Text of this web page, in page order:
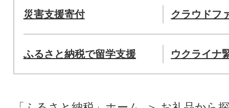
災害支援寄付 クラウドフ
ふるさと納税で留学支援 ウクライナ